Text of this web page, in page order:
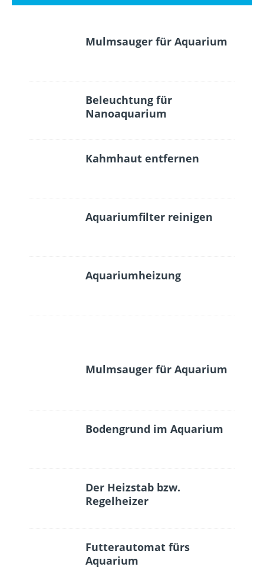
Mulmsauger für Aquarium
Beleuchtung für
Nanoaquarium
Kahmhaut entfernen
Aquariumfilter reinigen
Aquariumheizung
Mulmsauger für Aquarium
Bodengrund im Aquarium
Der Heizstab bzw.
Regelheizer
Futterautomat fürs
Aquarium